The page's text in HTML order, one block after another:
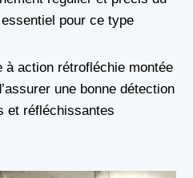
pour ce type
à action rétrofléchie montée
une bonne détection
et réfléchissantes